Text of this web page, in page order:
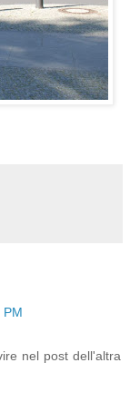
nel post dell'altra